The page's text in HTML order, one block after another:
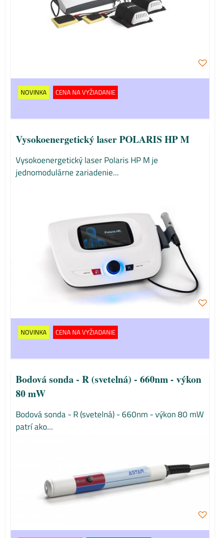
NOVINKA CENA NA VYŽIADANIE
Vysokoenergetický laser POLARIS HP M
Vysokoenergetický laser Polaris HP M je
jednomodulárne zariadenie...
NOVINKA CENA NA VYŽIADANIE
Bodová sonda - R (svetelná) - 660nm - výkon
80 mW
Bodová sonda - R (svetelná) - 660nm - výkon 80 mW
patrí ako...